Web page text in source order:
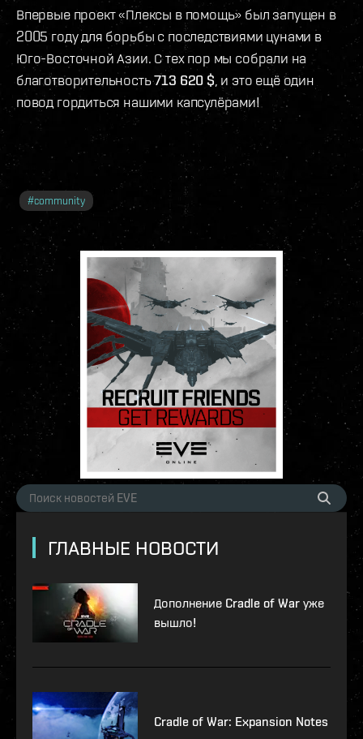
Впервые проект «Плексы в помощь» был запущен в
2005 году для борьбы с последствиями цунами в
Юго-Восточной Азии. С тех пор мы собрали на
благотворительность713 620 $, и это ещё один
повод гордиться нашими капсулёрами!
#community
ГЛАВНЫЕ НОВОСТИ
Дополнение Cradle of War уже
вышло!
Cradle of War: Expansion Notes